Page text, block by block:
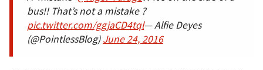
bus!! That’s not a mistake ?
pic.twitter.com/ggjaCD4tql— Alfie Deyes
(@PointlessBlog)June 24, 2016